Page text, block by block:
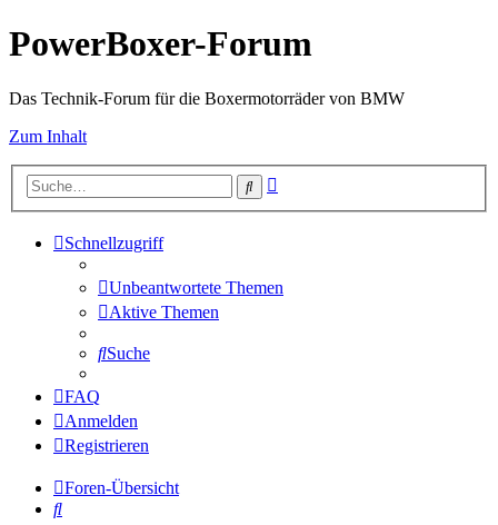
PowerBoxer-Forum
Das Technik-Forum für die Boxermotorräder von BMW
Zum Inhalt
Suche
Schnellzugriff
Unbeantwortete Themen
Aktive Themen
Suche
FAQ
Anmelden
Registrieren
Foren-Übersicht
Suche